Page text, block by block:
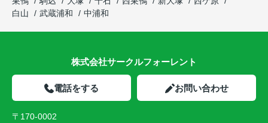
白山
武蔵浦和 中浦和
株式会社サークルフォーレント
電話をする お問い合わせ
〒170-0002